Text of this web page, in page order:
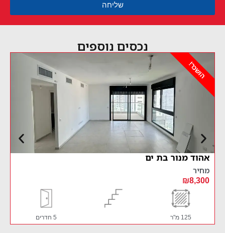
שליחה
נכסים נוספים
הושכר!
אהוד מנור בת ים
מחיר
₪8,300